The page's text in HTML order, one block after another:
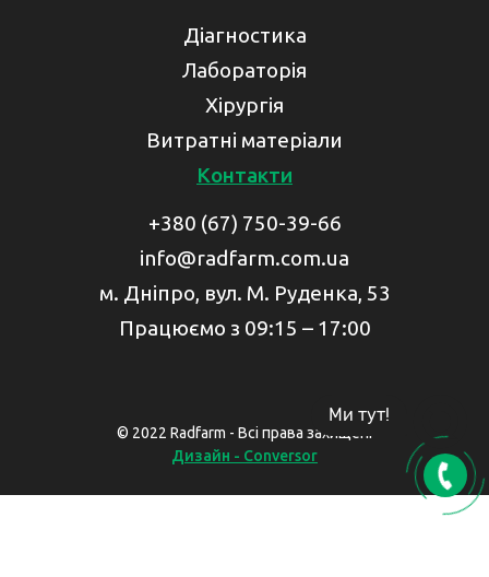
Діагностика
Лабораторія
Хірургія
Витратні матеріали
Контакти
+380 (67) 750-39-66
info@radfarm.com.ua
м. Дніпро, вул. М. Руденка, 53
Працюємо з 09:15 – 17:00
© 2022 Radfarm - Всі права захищені
Дизайн - Conversor
Ми тут!